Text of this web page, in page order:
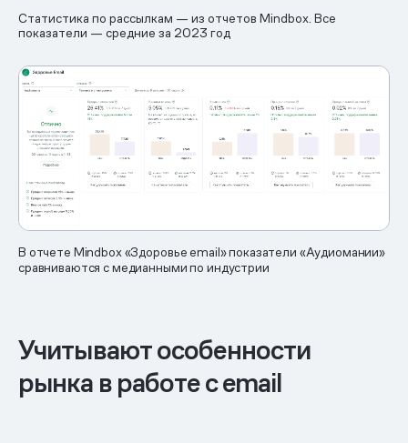
Статистика по рассылкам — из отчетов Mindbox. Все
показатели — средние за 2023 год
В отчете Mindbox «Здоровье email» показатели «Аудиомании»
сравниваются с медианными по индустрии
Учитывают особенности
рынка в работе с email